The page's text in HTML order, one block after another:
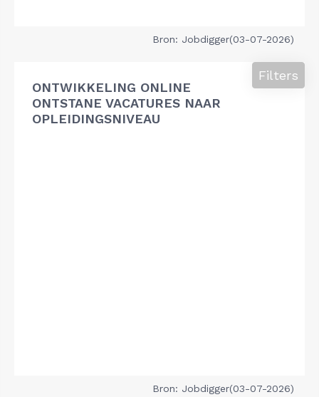
Bron: Jobdigger(03-07-2026)
ONTWIKKELING ONLINE
ONTSTANE VACATURES NAAR
OPLEIDINGSNIVEAU
Filters
Bron: Jobdigger(03-07-2026)